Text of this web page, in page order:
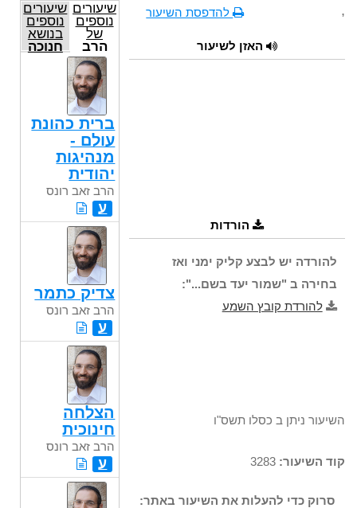
להדפסת השיעור ,
האזן לשיעור
הורדות
להורדה יש לבצע קליק ימני ואז
בחירה ב "שמור יעד בשם...":
להורדת קובץ השמע
השיעור ניתן ב כסלו תשס"ו
קוד השיעור:
סרוק כדי להעלות את השיעור באתר:
שיעורים
נוספים
של
הרב
זאב
רונס
שיעורים
נוספים
בנושא
חנוכה
ברית כהונת
עולם -
מנהיגות
יהודית
הרב זאב רונס
ע
צדיק כתמר
הרב זאב רונס
ע
הצלחה
חינוכית
הרב זאב רונס
ע